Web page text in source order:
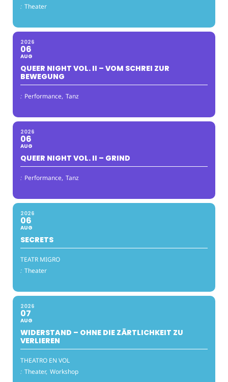
: Theater
2026
06
AUG
QUEER NIGHT VOL. II – VOM SCHREI ZUR
BEWEGUNG
: Performance, Tanz
2026
06
AUG
QUEER NIGHT VOL. II – GRIND
: Performance, Tanz
2026
06
AUG
SECRETS
TEATR MIGRO
: Theater
2026
07
AUG
WIDERSTAND – OHNE DIE ZÄRTLICHKEIT ZU
VERLIEREN
THEATRO EN VOL
: Theater, Workshop